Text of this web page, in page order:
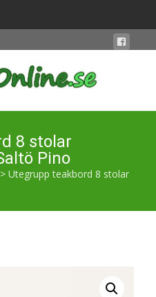
8 stolar
Pino
> Utegrupp teakbord 8 stolar